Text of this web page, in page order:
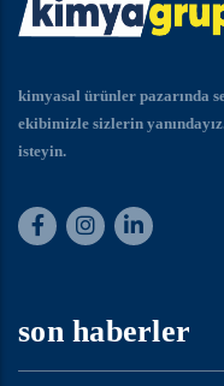
kimyasal ürünler pazarında
ekibimizle sizlerin
isteyin.
son haberler